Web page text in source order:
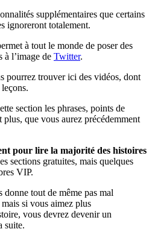
supplémentaires que certains
ignoreront totalement.
à tout le monde de poser des
à l’image de Twitter.
pourrez trouver ici des vidéos, dont
section les phrases, points de
plus, que vous aurez précédemment
pour lire la majorité des histoires
sections gratuites, mais quelques
VIP.
tout de même pas mal
si vous aimez plus
vous devrez devenir un
suite.